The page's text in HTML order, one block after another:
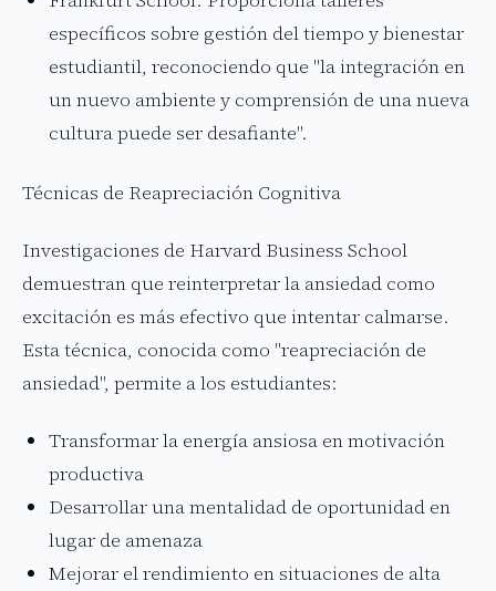
específicos sobre gestión del tiempo y bienestar
estudiantil, reconociendo que "la integración en
un nuevo ambiente y comprensión de una nueva
cultura puede ser desafiante".
Técnicas de Reapreciación Cognitiva
Investigaciones de Harvard Business School
demuestran que reinterpretar la ansiedad como
excitación es más efectivo que intentar calmarse.
Esta técnica, conocida como "reapreciación de
ansiedad", permite a los estudiantes:
Transformar la energía ansiosa en motivación
productiva
Desarrollar una mentalidad de oportunidad en
lugar de amenaza
Mejorar el rendimiento en situaciones de alta